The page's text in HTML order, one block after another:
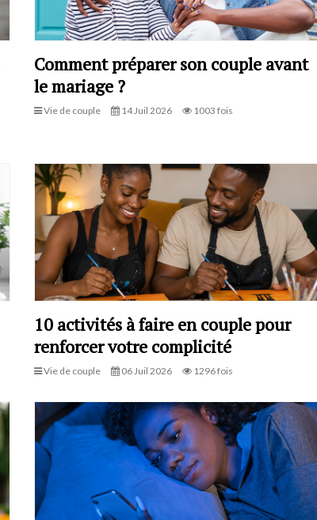
Comment préparer son couple avant
le mariage ?
Vie de couple 14 Juil 2026 1003 fois
10 activités à faire en couple pour
renforcer votre complicité
Vie de couple 06 Juil 2026 1296 fois